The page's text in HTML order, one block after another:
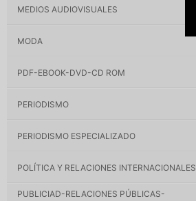
MEDIOS AUDIOVISUALES
MODA
PDF-EBOOK-DVD-CD ROM
PERIODISMO
PERIODISMO ESPECIALIZADO
POLÍTICA Y RELACIONES INTERNACIONALES
PUBLICIAD-RELACIONES PÚBLICAS-